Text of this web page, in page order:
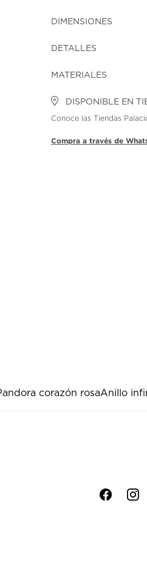
DIMENSIONES
DETALLES
MATERIALES
DISPONIBLE EN
Conoce las Tiendas
Compra a través de
corazón rosaAnillo
f i